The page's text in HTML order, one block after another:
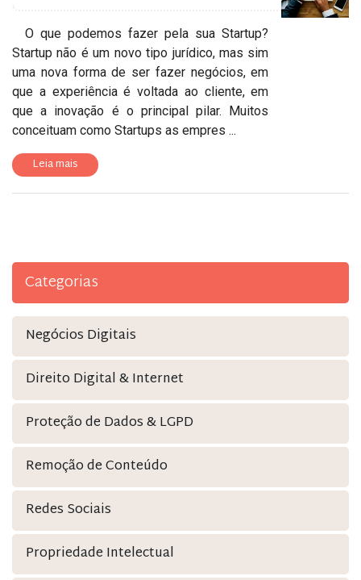
O que podemos fazer pela sua Startup?
Startup não é um novo tipo jurídico, mas sim
uma nova forma de ser fazer negócios, em
que a experiência é voltada ao cliente, em
que a inovação é o principal pilar. Muitos
conceituam como Startups as empres ...
Leia mais
Categorias
Negócios Digitais
Direito Digital & Internet
Proteção de Dados & LGPD
Remoção de Conteúdo
Redes Sociais
Propriedade Intelectual